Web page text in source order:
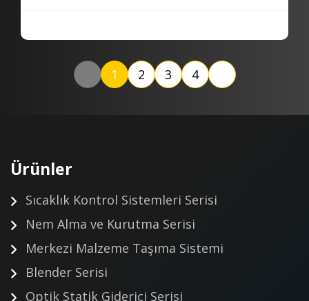
1 2 3 4
Ürünler
Sıcaklık Kontrol Sistemleri Serisi
Nem Alma ve Kurutma Serisi
Merkezi Malzeme Taşıma Sistemi
Blender Serisi
Optik Statik Giderici Serisi